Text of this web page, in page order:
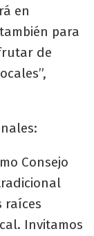
en
para
de
Consejo
raíces
Invitamos